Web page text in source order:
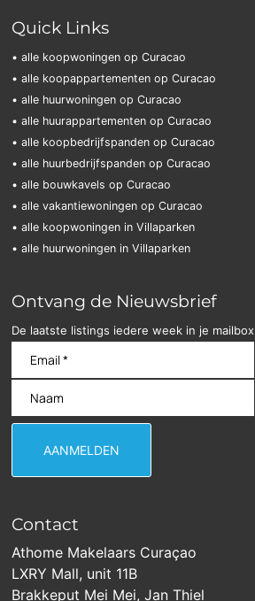
Quick Links
• alle koopwoningen op Curacao
• alle koopappartementen op Curacao
• alle huurwoningen op Curacao
• alle huurappartementen op Curacao
• alle koopbedrijfspanden op Curacao
• alle huurbedrijfspanden op Curacao
• alle bouwkavels op Curacao
• alle vakantiewoningen op Curacao
• alle koopwoningen in Villaparken
• alle huurwoningen in Villaparken
Ontvang de Nieuwsbrief
De laatste listings iedere week in je mailbox
Contact
Athome Makelaars Curaçao
LXRY Mall, unit 11B
Brakkeput Mei Mei, Jan Thiel